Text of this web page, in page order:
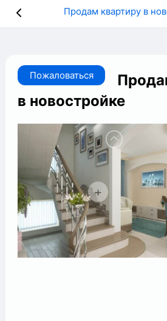
Продам квартиру в
Пожаловаться
в новостройке
+